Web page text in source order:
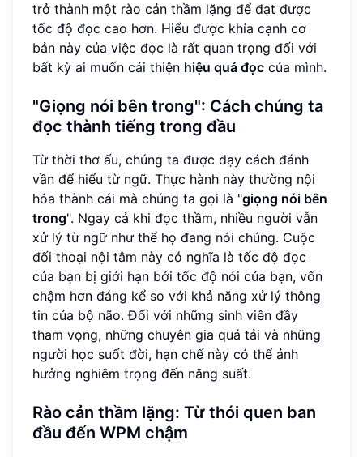
trở thành một rào cản thầm lặng để đạt được
tốc độ đọc cao hơn. Hiểu được khía cạnh cơ
bản này của việc đọc là rất quan trọng đối với
bất kỳ ai muốn cải thiện hiệu quả đọc của mình.
"Giọng nói bên trong": Cách chúng ta
đọc thành tiếng trong đầu
Từ thời thơ ấu, chúng ta được dạy cách đánh
vần để hiểu từ ngữ. Thực hành này thường nội
hóa thành cái mà chúng ta gọi là "giọng nói bên
trong". Ngay cả khi đọc thầm, nhiều người vẫn
xử lý từ ngữ như thể họ đang nói chúng. Cuộc
đối thoại nội tâm này có nghĩa là tốc độ đọc
của bạn bị giới hạn bởi tốc độ nói của bạn, vốn
chậm hơn đáng kể so với khả năng xử lý thông
tin của bộ não. Đối với những sinh viên đầy
tham vọng, những chuyên gia quá tải và những
người học suốt đời, hạn chế này có thể ảnh
hưởng nghiêm trọng đến năng suất.
Rào cản thầm lặng: Từ thói quen ban
đầu đến WPM chậm